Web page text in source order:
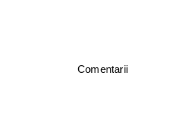
Comentarii